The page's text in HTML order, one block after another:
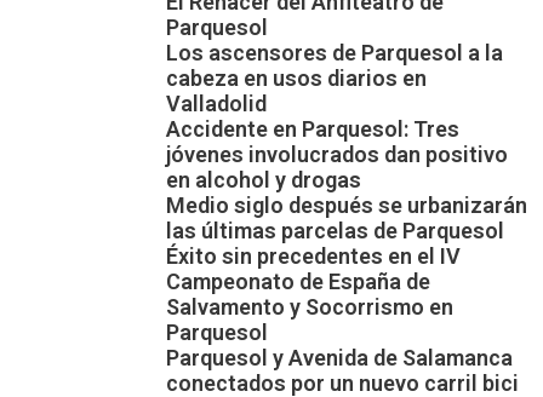
Parquesol
Los ascensores de Parquesol a la
cabeza en usos diarios en
Valladolid
Accidente en Parquesol: Tres
jóvenes involucrados dan positivo
en alcohol y drogas
Medio siglo después se urbanizarán
las últimas parcelas de Parquesol
Éxito sin precedentes en el IV
Campeonato de España de
Salvamento y Socorrismo en
Parquesol
Parquesol y Avenida de Salamanca
conectados por un nuevo carril bici